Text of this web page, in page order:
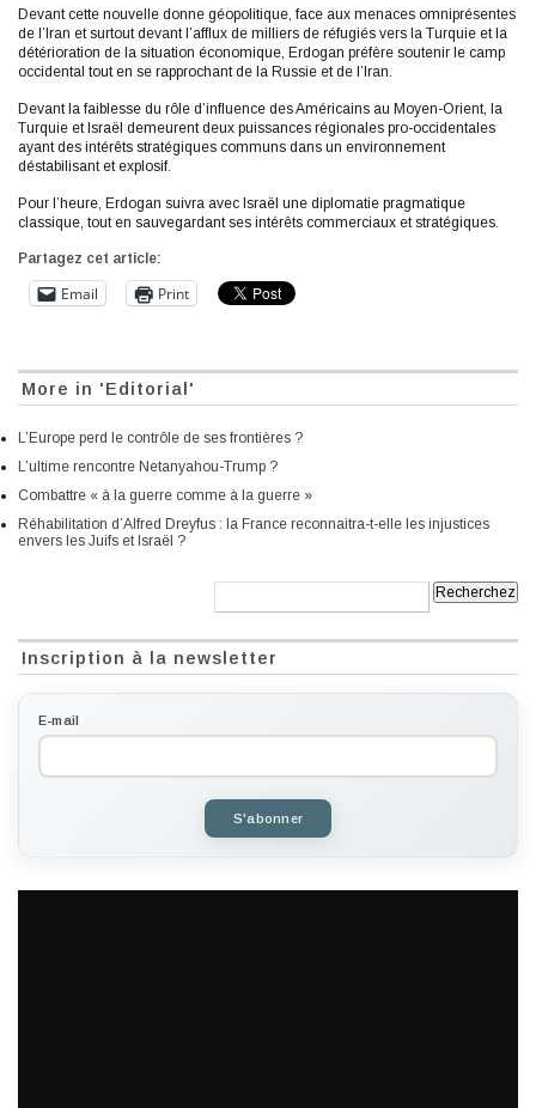
Devant cette nouvelle donne géopolitique, face aux menaces omniprésentes
de l’Iran et surtout devant l’afflux de milliers de réfugiés vers la Turquie et la
détérioration de la situation économique, Erdogan préfère soutenir le camp
occidental tout en se rapprochant de la Russie et de l’Iran.
Devant la faiblesse du rôle d’influence des Américains au Moyen-Orient, la
Turquie et Israël demeurent deux puissances régionales pro-occidentales
ayant des intérêts stratégiques communs dans un environnement
déstabilisant et explosif.
Pour l’heure, Erdogan suivra avec Israël une diplomatie pragmatique
classique, tout en sauvegardant ses intérêts commerciaux et stratégiques.
Partagez cet article:
Email Print
More in 'Editorial'
L’Europe perd le contrôle de ses frontières ?
L’ultime rencontre Netanyahou-Trump ?
Combattre « à la guerre comme à la guerre »
Réhabilitation d’Alfred Dreyfus : la France reconnaitra-t-elle les injustices
envers les Juifs et Israël ?
Inscription à la newsletter
E-mail
S'abonner